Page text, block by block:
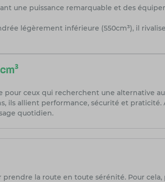
une puissance remarquable et des
légèrement inférieure (550cm³), il
pour ceux qui recherchent une alternative
ils allient performance, sécurité et
quotidien.
la route en toute sérénité. Pour